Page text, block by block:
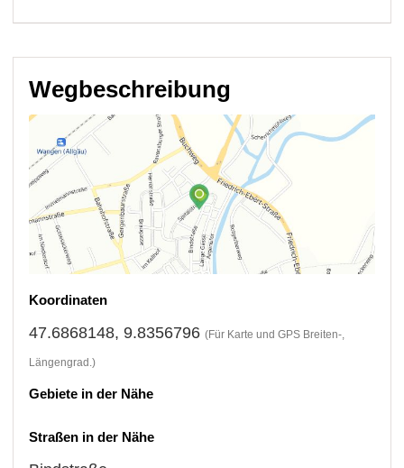
Wegbeschreibung
Koordinaten
47.6868148, 9.8356796 (Für Karte und GPS Breiten-,
Längengrad.)
Gebiete in der Nähe
Straßen in der Nähe